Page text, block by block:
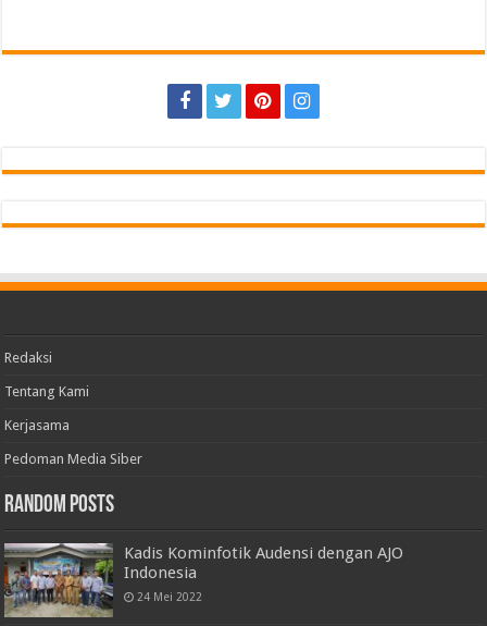
Redaksi
Tentang Kami
Kerjasama
Pedoman Media Siber
Random Posts
Kadis Kominfotik Audensi dengan AJO
Indonesia
24 Mei 2022